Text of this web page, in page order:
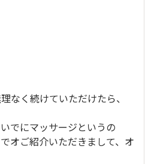
なく続けていただけたら、
でにマッサージというの
オご紹介いただきまして、オ